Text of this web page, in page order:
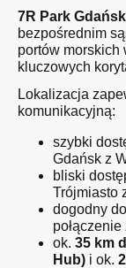
7R Park
bezpośrednim
portów morskich
kluczowych
Lokalizacja
komunikacyjną:
szybki
Gdańsk z
bliski
Trójmiasto
dogodny
ok. 35 km
Hub) i ok.